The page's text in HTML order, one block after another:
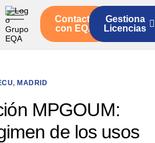
Contacto
con EQA
Gestiona
Licencias
, MADRID
MPGOUM:
de los usos